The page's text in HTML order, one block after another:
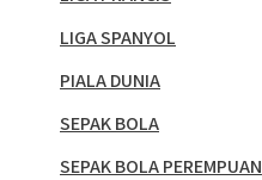
LIGA SPANYOL
PIALA DUNIA
SEPAK BOLA
SEPAK BOLA PEREMPUAN